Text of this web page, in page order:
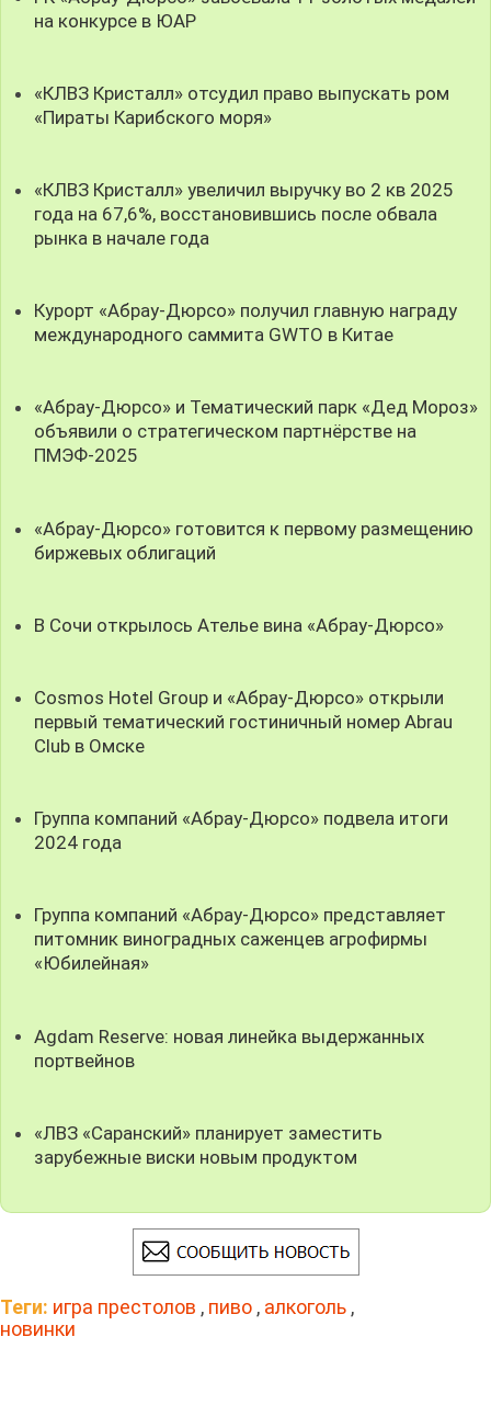
на конкурсе в ЮАР
«КЛВЗ Кристалл» отсудил право выпускать ром
«Пираты Карибского моря»
«КЛВЗ Кристалл» увеличил выручку во 2 кв 2025
года на 67,6%, восстановившись после обвала
рынка в начале года
Курорт «Абрау-Дюрсо» получил главную награду
международного саммита GWTO в Китае
«Абрау-Дюрсо» и Тематический парк «Дед Мороз»
объявили о стратегическом партнёрстве на
ПМЭФ-2025
«Абрау-Дюрсо» готовится к первому размещению
биржевых облигаций
В Сочи открылось Ателье вина «Абрау-Дюрсо»
Cosmos Hotel Group и «Абрау-Дюрсо» открыли
первый тематический гостиничный номер Abrau
Club в Омске
Группа компаний «Абрау-Дюрсо» подвела итоги
2024 года
Группа компаний «Абрау-Дюрсо» представляет
питомник виноградных саженцев агрофирмы
«Юбилейная»
Agdam Reserve: новая линейка выдержанных
портвейнов
«ЛВЗ «Саранский» планирует заместить
зарубежные виски новым продуктом
Теги: игра престолов , пиво , алкоголь ,
новинки